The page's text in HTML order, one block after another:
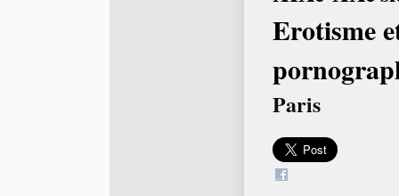
Erotisme
Paris